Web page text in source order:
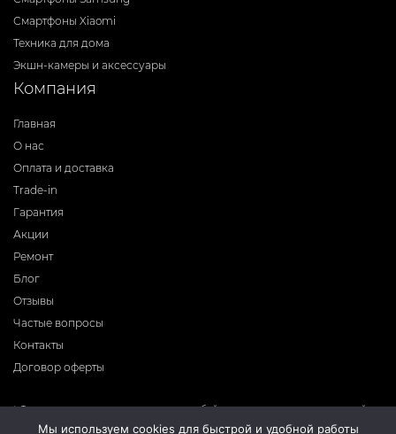
Смартфоны Xiaomi
Техника для дома
Экшн-камеры и аксессуары
Компания
Главная
О нас
Оплата и доставка
Trade-in
Гарантия
Акции
Ремонт
Блог
Отзывы
Частые вопросы
Контакты
Договор оферты
* Фирма-производитель оставляет за собой право на внесение изменений в
программное обеспечение, дизайн и комплектацию приборов без
Мы используем cookies для быстрой и удобной работы